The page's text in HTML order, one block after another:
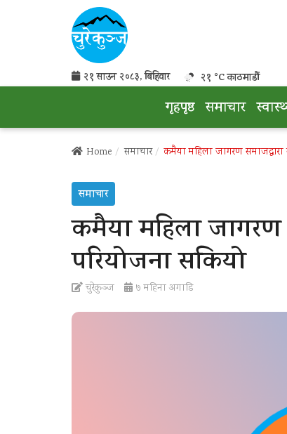
२१ साउन २०८३, बिहिवार २१ °C काठमाडौं
गृहपृष्ठ समाचार
Home समाचार कमैया महिला जागरण
समाचार
कमैया महिला जागरण
परियोजना सकियो
चुरेकुञ्ज ७ महिना अगाडि